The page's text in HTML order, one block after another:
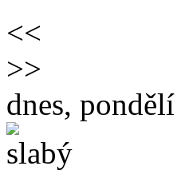
<<
>>
dnes,